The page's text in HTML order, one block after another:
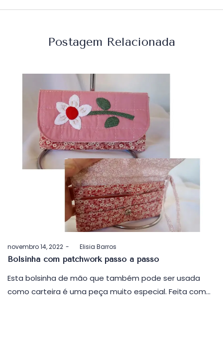
Postagem Relacionada
Postado
em
novembro 14, 2022 byElisia Barros
Bolsinha com patchwork passo a passo
Esta bolsinha de mão que também pode ser usada
como carteira é uma peça muito especial. Feita com…